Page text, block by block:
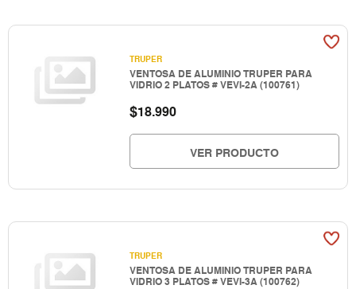
TRUPER
VENTOSA DE ALUMINIO TRUPER PARA
VIDRIO 2 PLATOS # VEVI-2A (100761)
$18.990
VER PRODUCTO
TRUPER
VENTOSA DE ALUMINIO TRUPER PARA
VIDRIO 3 PLATOS # VEVI-3A (100762)